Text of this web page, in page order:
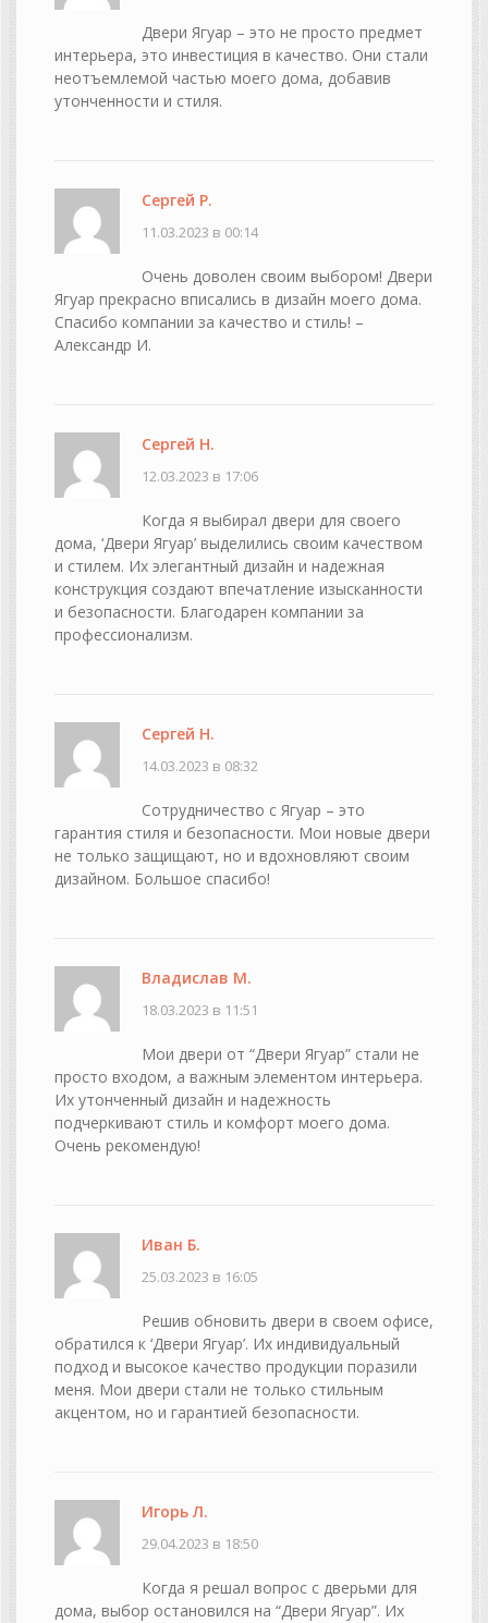
Двери Ягуар – это не просто предмет
интерьера, это инвестиция в качество. Они стали
неотъемлемой частью моего дома, добавив
утонченности и стиля.
Сергей Р.
11.03.2023 в 00:14
Очень доволен своим выбором! Двери
Ягуар прекрасно вписались в дизайн моего дома.
Спасибо компании за качество и стиль! –
Александр И.
Сергей Н.
12.03.2023 в 17:06
Когда я выбирал двери для своего
дома, ‘Двери Ягуар’ выделились своим качеством
и стилем. Их элегантный дизайн и надежная
конструкция создают впечатление изысканности
и безопасности. Благодарен компании за
профессионализм.
Сергей Н.
14.03.2023 в 08:32
Сотрудничество с Ягуар – это
гарантия стиля и безопасности. Мои новые двери
не только защищают, но и вдохновляют своим
дизайном. Большое спасибо!
Владислав М.
18.03.2023 в 11:51
Мои двери от “Двери Ягуар” стали не
просто входом, а важным элементом интерьера.
Их утонченный дизайн и надежность
подчеркивают стиль и комфорт моего дома.
Очень рекомендую!
Иван Б.
25.03.2023 в 16:05
Решив обновить двери в своем офисе,
обратился к ‘Двери Ягуар’. Их индивидуальный
подход и высокое качество продукции поразили
меня. Мои двери стали не только стильным
акцентом, но и гарантией безопасности.
Игорь Л.
29.04.2023 в 18:50
Когда я решал вопрос с дверьми для
дома, выбор остановился на “Двери Ягуар”. Их